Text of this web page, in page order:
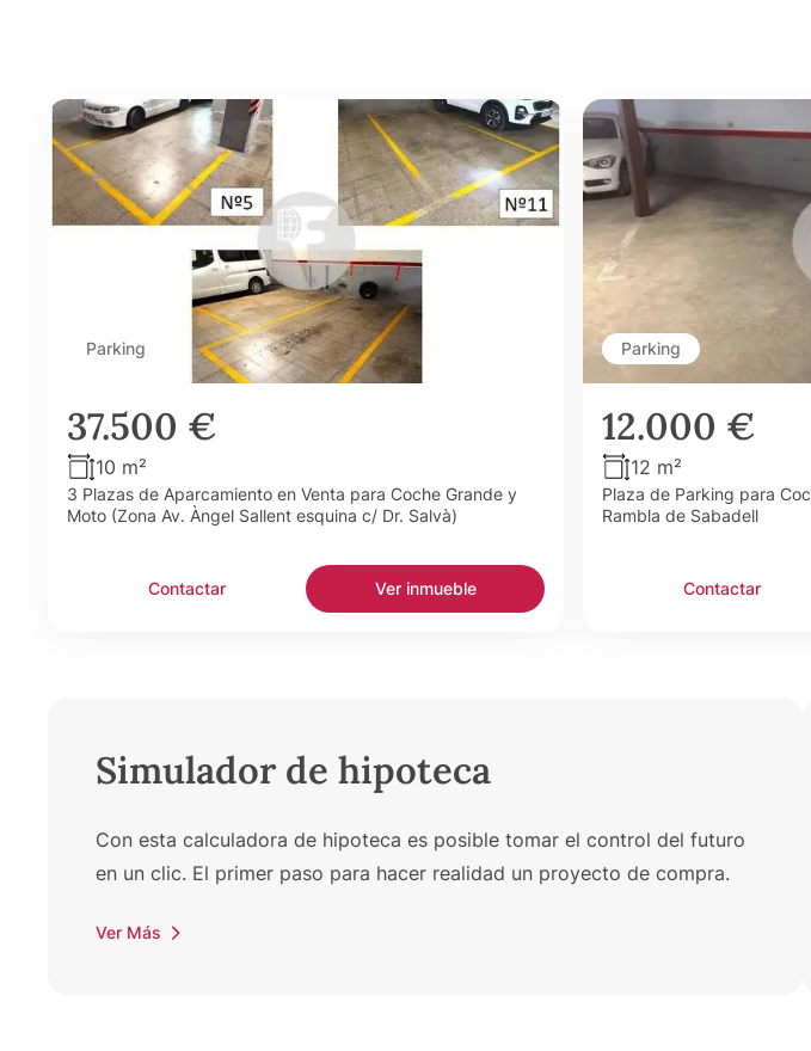
Parking
37.500 €
10 m²
3 Plazas de Aparcamiento en Venta para Coche Grande y
Moto (Zona Av. Àngel Sallent esquina c/ Dr. Salvà)
Contactar Ver inmueble
Parking
12.000 €
12 m²
Plaza de Parking para
Rambla de Sabadell
Contactar
Simulador de hipoteca
Con esta calculadora de hipoteca es posible tomar el control del futuro
en un clic. El primer paso para hacer realidad un proyecto de compra.
Ver Más